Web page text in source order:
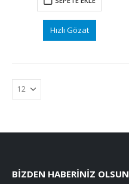
Hızlı Gözat
BIZDEN HABERINIZ OLSUN